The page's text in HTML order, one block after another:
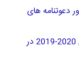
دعوتنامه های
اعلام ظرفیت ایالت New south Wales برای سال 2020-2019 در